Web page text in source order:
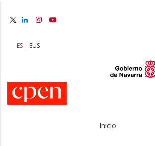
principal
ES EUS
Inicio